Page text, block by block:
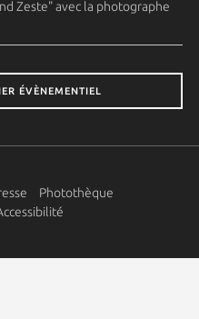
Zeste" avec la photographe
ÉVÈNEMENTIEL
Photothèque